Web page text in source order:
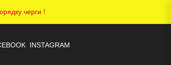
черги !
INSTAGRAM